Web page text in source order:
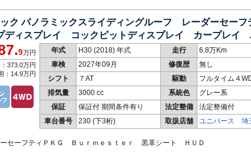
ク パノラミックスライディングルーフ レーダーセー
ディスプレイ コックピットディスプレイ カープレ
年式 H30 (2018) 年式 走行
6.8万Km
車検
2027年09月 修復歴
無し
シフト
７AT 駆動
フルタイム４
排気量
3000 cc 系統色
グレー系
保証
保証付 期間条件有り 法定整備
法定整備付
車台番号
230 (下3桁) 取扱店舗 ユニバース 埼
9万円
373.0万円
：14.9万円
セーフティＰＫＧ Ｂｕｒｍｅｓｔｅｒ 黒革シート ＨＵＤ